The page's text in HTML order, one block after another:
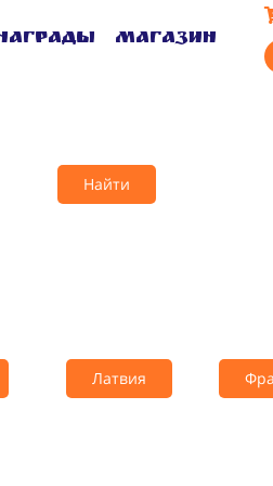
Магазин
Найти
Латвия